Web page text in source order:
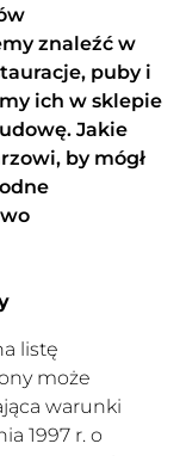
znaleźć w
puby i
ich w sklepie
Jakie
by mógł
listę
może
warunki
1997 r. o